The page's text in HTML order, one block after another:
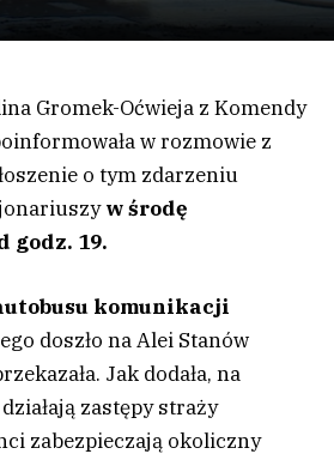
Gromek-Oćwieja z Komendy
w rozmowie z
o tym zdarzeniu
w środę
godz. 19.
komunikacji
doszło na Alei Stanów
Jak dodała, na
zastępy straży
zabezpieczają okoliczny